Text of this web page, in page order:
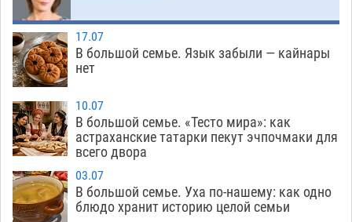
14:19
Погибший на Донбассе волонтер из Астрахани
стал героем мурала
08.08 578
13:10
Подросток, перебегавший дорогу вне
перехода, попал под колеса авто в Астрахани
12:02
Астраханский следком помог подростку
получить зарплату за честный труд
10:51
Фаворитская ноша: астраханские
17.07
В большой семье. Язык забыли — кайнары
нет
10.07
В большой семье. «Тесто мира»: как
астраханские татарки пекут эчпочмаки для
всего двора
03.07
В большой семье. Уха по-нашему: как одно
блюдо хранит историю целой семьи